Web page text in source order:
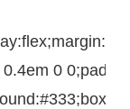
:flex;margin:
0.4em 0 0;
:#333;box-